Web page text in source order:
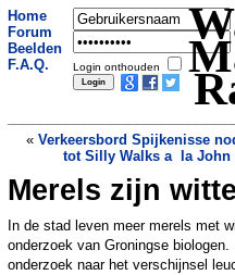
Home
Forum
Beelden
F.A.Q.
Login onthouden
« Verkeersbord Spijkenisse
tot Silly Walks a la John
Merels zijn
In de stad leven meer merels met
onderzoek van Groningse
onderzoek naar het verschijnsel